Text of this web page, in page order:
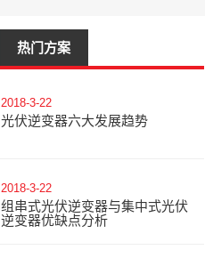
热门方案
2018-3-22
光伏逆变器六大发展趋势
2018-3-22
组串式光伏逆变器与集中式光伏
逆变器优缺点分析